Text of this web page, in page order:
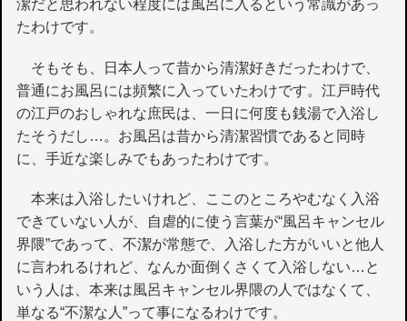
潔だと思われない程度には風呂に入るという常識があっ
たわけです。
そもそも、日本人って昔から清潔好きだったわけで、
普通にお風呂には頻繁に入っていたわけです。江戸時代
の江戸のおしゃれな庶民は、一日に何度も銭湯で入浴し
たそうだし…。お風呂は昔から清潔習慣であると同時
に、手近な楽しみでもあったわけです。
本来は入浴したいけれど、ここのところやむなく入浴
できていない人が、自虐的に使う言葉が“風呂キャンセル
界隈”であって、不潔が常態で、入浴した方がいいと他人
に言われるけれど、なんか面倒くさくて入浴しない…と
いう人は、本来は風呂キャンセル界隈の人ではなくて、
単なる“不潔な人”って事になるわけです。